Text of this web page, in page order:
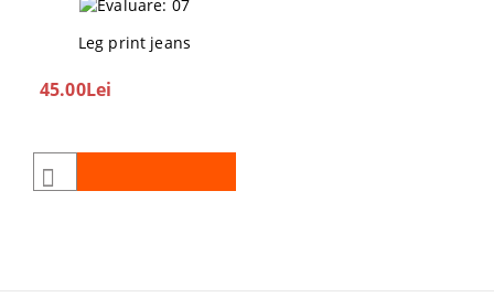
Leg print jeans
45.00Lei